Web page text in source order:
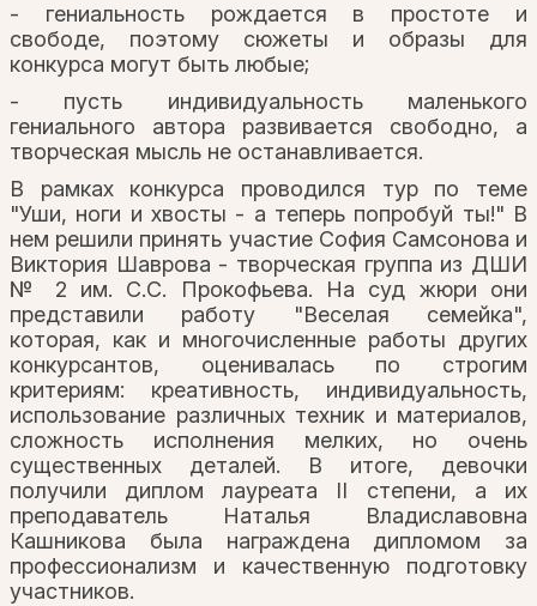
- гениальность рождается в простоте и
свободе, поэтому сюжеты и образы для
конкурса могут быть любые;
- пусть индивидуальность маленького
гениального автора развивается свободно, а
творческая мысль не останавливается.
В рамках конкурса проводился тур по теме
"Уши, ноги и хвосты - а теперь попробуй ты!" В
нем решили принять участие София Самсонова и
Виктория Шаврова - творческая группа из ДШИ
№ 2 им. С.С. Прокофьева. На суд жюри они
представили работу "Веселая семейка",
которая, как и многочисленные работы других
конкурсантов, оценивалась по строгим
критериям: креативность, индивидуальность,
использование различных техник и материалов,
сложность исполнения мелких, но очень
существенных деталей. В итоге, девочки
получили диплом лауреата II степени, а их
преподаватель Наталья Владиславовна
Кашникова была награждена дипломом за
профессионализм и качественную подготовку
участников.